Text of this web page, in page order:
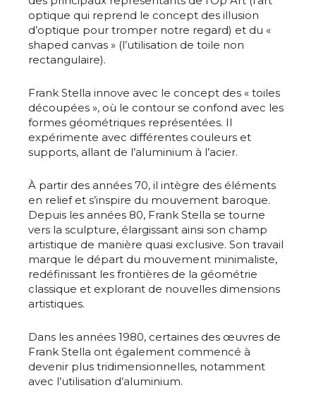
optique qui reprend le concept des illusion
d’optique pour tromper notre regard) et du «
shaped canvas » (l’utilisation de toile non
rectangulaire).
Frank Stella innove avec le concept des « toiles
découpées », où le contour se confond avec les
formes géométriques représentées. Il
expérimente avec différentes couleurs et
supports, allant de l’aluminium à l’acier.
À partir des années 70, il intègre des éléments
en relief et s’inspire du mouvement baroque.
Depuis les années 80, Frank Stella se tourne
vers la sculpture, élargissant ainsi son champ
artistique de manière quasi exclusive. Son travail
marque le départ du mouvement minimaliste,
redéfinissant les frontières de la géométrie
classique et explorant de nouvelles dimensions
artistiques.
Dans les années 1980, certaines des œuvres de
Frank Stella ont également commencé à
devenir plus tridimensionnelles, notamment
avec l’utilisation d’aluminium.